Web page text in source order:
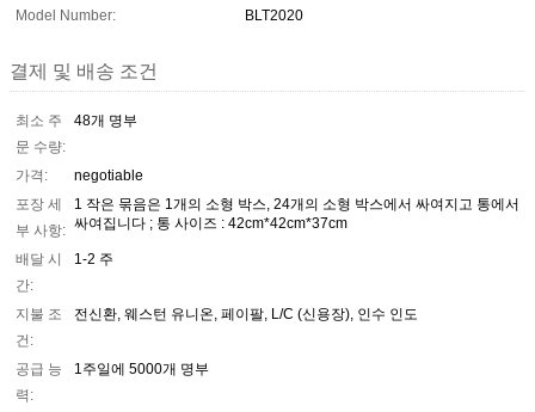
Model Number:
BLT2020
결제 및 배송 조건
최소 주
문 수량:
48개 명부
가격:
negotiable
포장 세
부 사항:
1 작은 묶음은 1개의 소형 박스, 24개의 소형 박스에서 싸여지고 통에서
싸여집니다 ; 통 사이즈 : 42cm*42cm*37cm
배달 시
간:
1-2 주
지불 조
건:
전신환, 웨스턴 유니온, 페이팔, L/C (신용장), 인수 인도
공급 능
력:
1주일에 5000개 명부